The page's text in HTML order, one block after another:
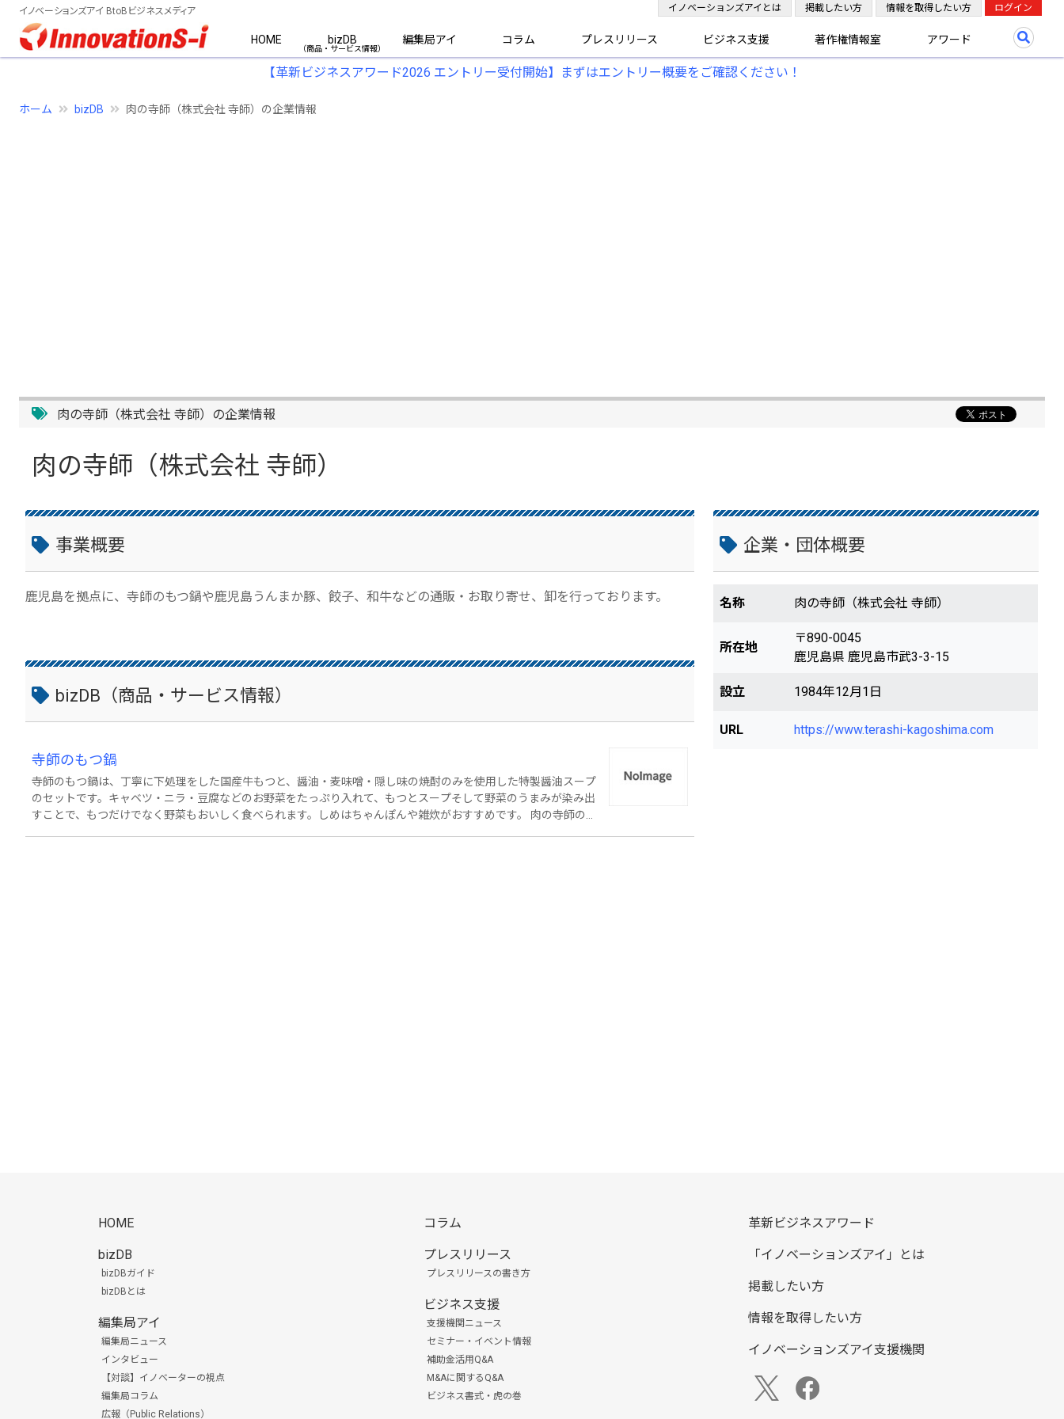
イノベーションズアイ BtoBビジネスメディア
HOME bizDB 編集局アイ コラム プレスリリース ビジネス支援 著作権情報室 アワード
イノベーションズアイとは 掲載したい方 情報を取得したい方 ログイン
【革新ビジネスアワード2026 エントリー受付開始】まずはエントリー概要をご確認ください！
ホーム bizDB 肉の寺師（株式会社 寺師）の企業情報
肉の寺師（株式会社 寺師）の企業情報
肉の寺師（株式会社 寺師）
事業概要
鹿児島を拠点に、寺師のもつ鍋や鹿児島うんまか豚、餃子、和牛などの通販・お取り寄せ、卸を行っております。
bizDB（商品・サービス情報）
寺師のもつ鍋
寺師のもつ鍋は、丁寧に下処理をした国産牛もつと、醤油・麦味噌・隠し味の焼酎のみを使用した特製醤油スープ
のセットです。キャベツ・ニラ・豆腐などのお野菜をたっぷり入れて、もつとスープそして野菜のうまみが染み出
すことで、もつだけでなく野菜もおいしく食べられます。しめはちゃんぽんや雑炊がおすすめです。 肉の寺師の
企業・団体概要
名称 肉の寺師（株式会社 寺師）
所在地
〒890-0045
鹿児島県 鹿児島市武3-3-15
設立 1984年12月1日
URL https://www.terashi-kagoshima.com
HOME
bizDB
bizDBガイド
bizDBとは
編集局アイ
編集局ニュース
インタビュー
【対談】イノベーターの視点
編集局コラム
広報（Public Relations）
コラム
プレスリリース
プレスリリースの書き方
ビジネス支援
支援機関ニュース
セミナー・イベント情報
補助金活用Q&A
M&Aに関するQ&A
ビジネス書式・虎の巻
革新ビジネスアワード
「イノベーションズアイ」とは
掲載したい方
情報を取得したい方
イノベーションズアイ支援機関